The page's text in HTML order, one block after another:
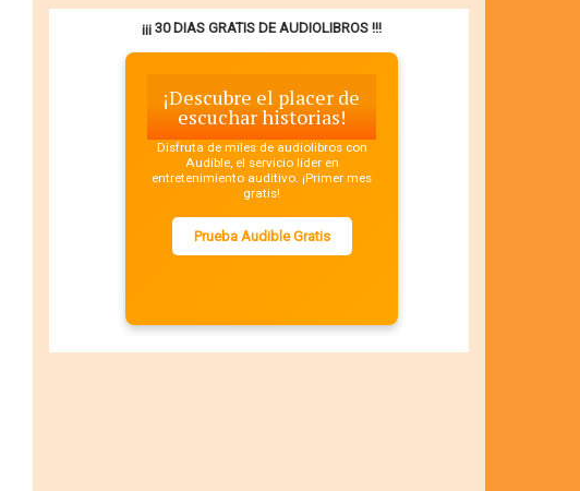
¡¡¡ 30 DIAS GRATIS DE AUDIOLIBROS !!!
¡Descubre el placer de
escuchar historias!
Disfruta de miles de audiolibros con
Audible, el servicio líder en
entretenimiento auditivo. ¡Primer mes
gratis!
Prueba Audible Gratis